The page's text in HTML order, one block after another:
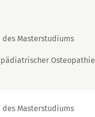
Masterstudiums
Osteopathie
Masterstudiums